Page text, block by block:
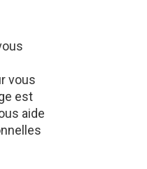
vous
est
aide